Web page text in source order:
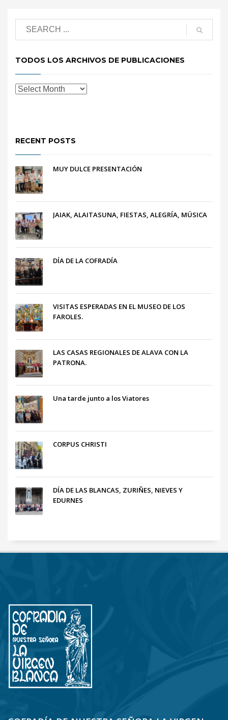
TODOS LOS ARCHIVOS DE PUBLICACIONES
RECENT POSTS
MUY DULCE PRESENTACIÓN
JAIAK, ALAITASUNA, FIESTAS, ALEGRÍA, MÚSICA
DÍA DE LA COFRADÍA
VISITAS ESPERADAS EN EL MUSEO DE LOS
FAROLES.
LAS CASAS REGIONALES DE ALAVA CON LA
PATRONA.
Una tarde junto a los Viatores
CORPUS CHRISTI
DÍA DE LAS BLANCAS, ZURIÑES, NIEVES Y
EDURNES